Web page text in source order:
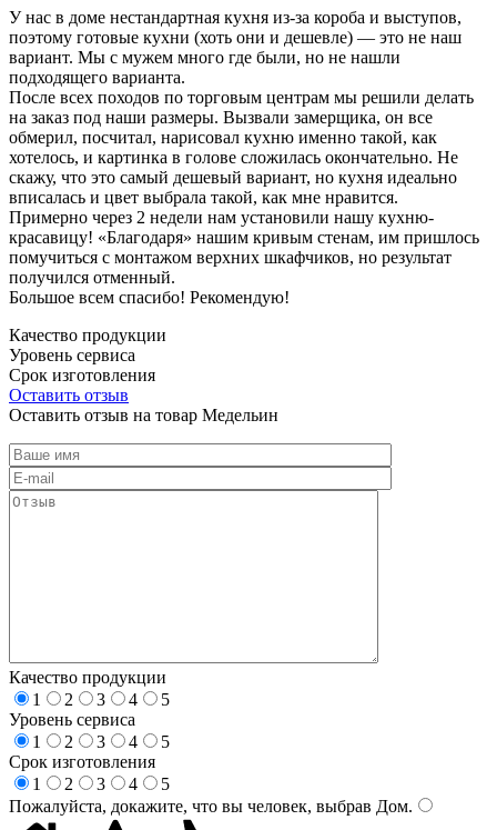
У нас в доме нестандартная кухня из-за короба и выступов,
поэтому готовые кухни (хоть они и дешевле) — это не наш
вариант. Мы с мужем много где были, но не нашли
подходящего варианта.
После всех походов по торговым центрам мы решили делать
на заказ под наши размеры. Вызвали замерщика, он все
обмерил, посчитал, нарисовал кухню именно такой, как
хотелось, и картинка в голове сложилась окончательно. Не
скажу, что это самый дешевый вариант, но кухня идеально
вписалась и цвет выбрала такой, как мне нравится.
Примерно через 2 недели нам установили нашу кухню-
красавицу! «Благодаря» нашим кривым стенам, им пришлось
помучиться с монтажом верхних шкафчиков, но результат
получился отменный.
Большое всем спасибо! Рекомендую!
Качество продукции
Уровень сервиса
Срок изготовления
Оставить отзыв
Оставить отзыв на товар Медельин
Качество продукции
1
2 3 4
5
Уровень сервиса
1
2 3 4
5
Срок изготовления
1
2 3 4
5
Пожалуйста, докажите, что вы человек, выбрав Дом.